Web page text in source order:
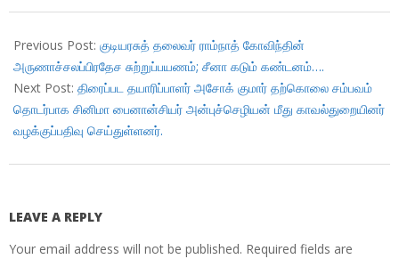
11-
22
Previous Post: குடியரசுத் தலைவர் ராம்நாத் கோவிந்தின்
அருணாச்சலப்பிரதேச சுற்றுப்பயணம்; சீனா கடும் கண்டனம்….
Next Post: திரைப்பட தயாரிப்பாளர் அசோக் குமார் தற்கொலை சம்பவம்
தொடர்பாக சினிமா பைனான்சியர் அன்புச்செழியன் மீது காவல்துறையினர்
வழக்குப்பதிவு செய்துள்ளனர்.
LEAVE A REPLY
Your email address will not be published. Required fields are